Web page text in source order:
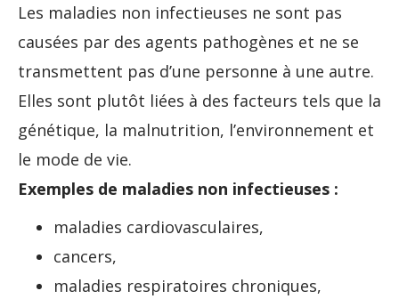
Les maladies non infectieuses ne sont pas
causées par des agents pathogènes et ne se
transmettent pas d’une personne à une autre.
Elles sont plutôt liées à des facteurs tels que la
génétique, la malnutrition, l’environnement et
le mode de vie.
Exemples de maladies non infectieuses :
maladies cardiovasculaires,
cancers,
maladies respiratoires chroniques,